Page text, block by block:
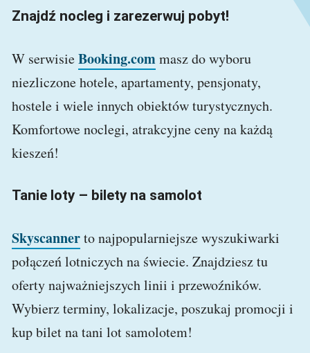
Znajdź nocleg i zarezerwuj pobyt!
W serwisieBooking.commasz do wyboru
niezliczone hotele, apartamenty, pensjonaty,
hostele i wiele innych obiektów turystycznych.
Komfortowe noclegi, atrakcyjne ceny na każdą
kieszeń!
Tanie loty – bilety na samolot
Skyscannerto najpopularniejsze wyszukiwarki
połączeń lotniczych na świecie. Znajdziesz tu
oferty najważniejszych linii i przewoźników.
Wybierz terminy, lokalizacje, poszukaj promocji i
kup bilet na tani lot samolotem!